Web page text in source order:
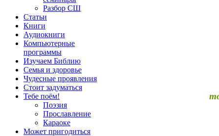
Разбор СШ
Статьи
Книги
Аудиокниги
Компьютерные
программы
Изучаем Библию
Семья и здоровье
Чудесные проявления
Стоит задуматься
Тебе поём!
Поэзия
Прославление
Караоке
Может пригодиться